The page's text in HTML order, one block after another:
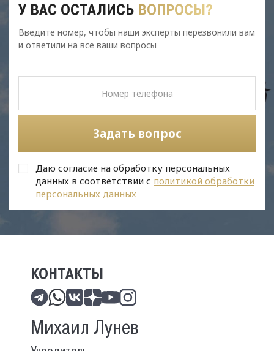
У ВАС ОСТАЛИСЬ ВОПРОСЫ?
Введите номер, чтобы наши эксперты перезвонили вам
и ответили на все ваши вопросы
Задать вопрос
Даю согласие на обработку персональных
данных в соответствии с политикой обработки
персональных данных
КОНТАКТЫ
Михаил Лунев